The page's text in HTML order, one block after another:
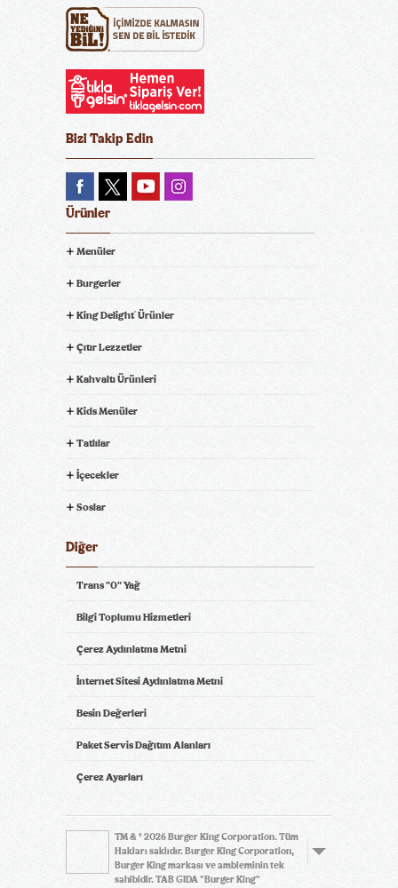
Bizi Takip Edin
Ürünler
Menüler
Burgerler
King Delight® Ürünler
Çıtır Lezzetler
Kahvaltı Ürünleri
Kids Menüler
Tatlılar
İçecekler
Soslar
Diğer
Trans "0" Yağ
Bilgi Toplumu Hizmetleri
Çerez Aydınlatma Metni
İnternet Sitesi Aydınlatma Metni
Besin Değerleri
Paket Servis Dağıtım Alanları
Çerez Ayarları
TM & © 2026 Burger King Corporation. Tüm
Hakları saklıdır. Burger King Corporation,
Burger King markası ve ambleminin tek
sahibidir. TAB GIDA "Burger King"